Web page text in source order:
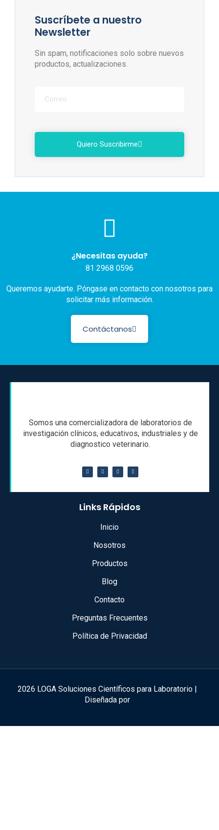
Suscríbete a nuestro
Newsletter
Sin spam, notificaciones solo sobre nuevos
productos, actualizaciones.
Quiero Suscribirme
¿Necesitas ayuda?
81 2968 0596
Queremos ayudarte. Póngase en contacto con nosotros para
solicitar más información.
Contáctanos
Somos una comercializadora de laboratorios de
investigación clínicos, educativos, industriales y de
diagnostico veterinario.
Links Rápidos
Inicio
Nosotros
Productos
Blog
Contacto
Preguntas Frecuentes
Política de Privacidad
2026 LOGA Soluciones Científicos para Laboratorio |
Diseñada por